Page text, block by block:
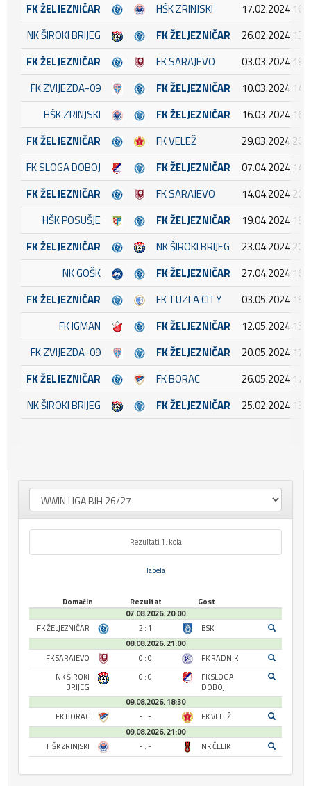
FK ŽELJEZNIČAR
HŠK ZRINJSKI
17.02.2024
NK ŠIROKI BRIJEG
FK ŽELJEZNIČAR
26.02.2024
FK ŽELJEZNIČAR
FK SARAJEVO
03.03.2024
FK ZVIJEZDA-09
FK ŽELJEZNIČAR
10.03.2024
HŠK ZRINJSKI
FK ŽELJEZNIČAR
16.03.2024
FK ŽELJEZNIČAR
FK VELEŽ
29.03.2024
FK SLOGA DOBOJ
FK ŽELJEZNIČAR
07.04.2024
FK ŽELJEZNIČAR
FK SARAJEVO
14.04.2024
HŠK POSUŠJE
FK ŽELJEZNIČAR
19.04.2024
FK ŽELJEZNIČAR
NK ŠIROKI BRIJEG
23.04.2024
NK GOŠK
FK ŽELJEZNIČAR
27.04.2024
FK ŽELJEZNIČAR
FK TUZLA CITY
03.05.2024
FK IGMAN
FK ŽELJEZNIČAR
12.05.2024
FK ZVIJEZDA-09
FK ŽELJEZNIČAR
20.05.2024
FK ŽELJEZNIČAR
FK BORAC
26.05.2024
NK ŠIROKI BRIJEG
FK ŽELJEZNIČAR 25.02.2024
Rezultati 1. kola
Tabela
Domaćin Rezultat
Gost
07.08.2026. 20:00
FK ŽELJEZNIČAR
2 : 1
BSK
08.08.2026. 21:00
FK SARAJEVO
0 : 0
FK RADNIK
NK ŠIROKI
BRIJEG
0 : 0
FK SLOGA
DOBOJ
09.08.2026. 18:30
FK BORAC
- : -
FK VELEŽ
09.08.2026. 21:00
HŠK ZRINJSKI
- : - NK ČELIK